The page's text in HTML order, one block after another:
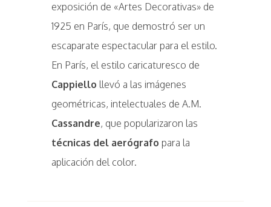
exposición de «Artes Decorativas» de
1925 en París, que demostró ser un
escaparate espectacular para el estilo.
En París, el estilo caricaturesco de
Cappiello llevó a las imágenes
geométricas, intelectuales de A.M.
Cassandre, que popularizaron las
técnicas del aerógrafo para la
aplicación del color.